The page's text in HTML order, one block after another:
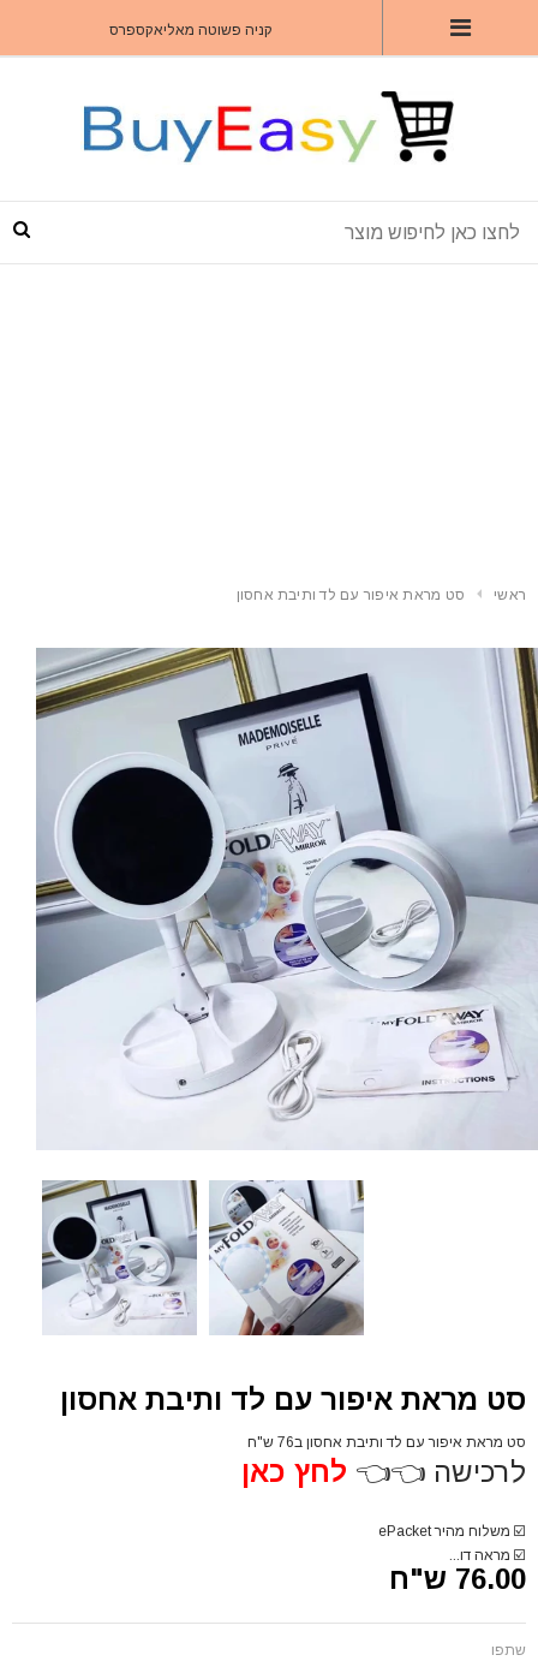
קניה פשוטה מאליאקספרס
ראשי סט מראת איפור עם לד ותיבת אחסון
סט מראת איפור עם לד ותיבת אחסון
סט מראת איפור עם לד ותיבת אחסון ב76 ש"ח
לרכישה 👈👈 לחץ כאן
☑️ משלוח מהיר ePacket
☑️ מראה דו...
76.00 ש"ח
שתפו